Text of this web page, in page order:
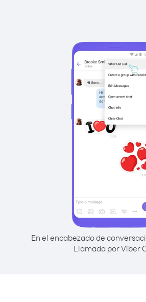
En el encabezado de
Llamada por Viber